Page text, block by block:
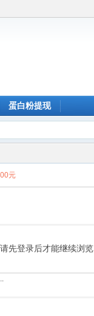
蛋白粉提现
元
请先登录后才能继续浏览